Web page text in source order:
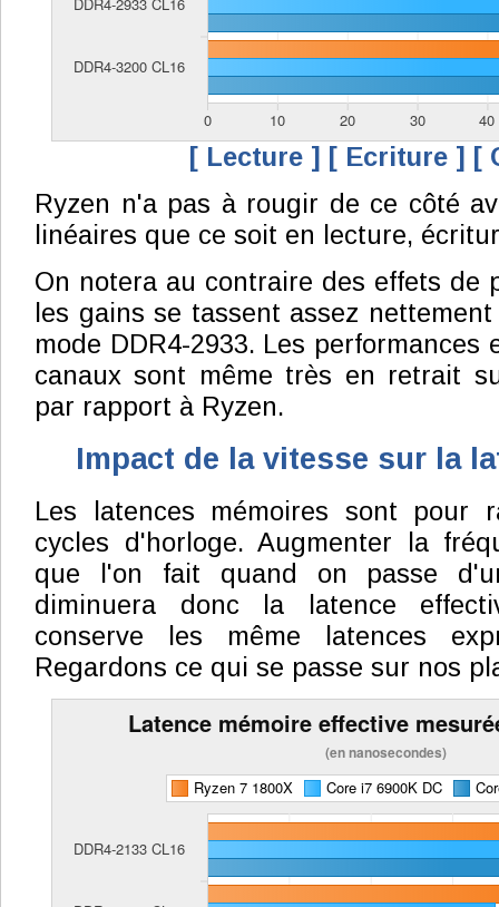
[ Lecture ] [ Ecriture ]
[
Ryzen n'a pas à rougir de ce côté
linéaires que ce soit en lecture,
On notera au contraire des effets de
les gains se tassent assez
mode DDR4-2933. Les
canaux sont même très en retrait
par rapport à Ryzen.
Impact de la vitesse sur la
Les latences mémoires sont pour
cycles d'horloge. Augmenter la
que l'on fait quand on passe
diminuera donc la latence
conserve les même latences
Regardons ce qui se passe sur nos